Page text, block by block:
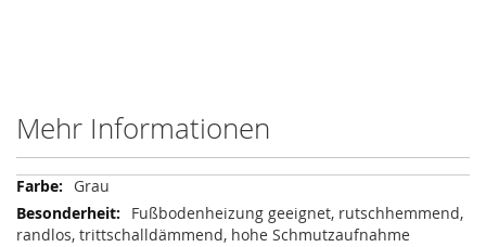
Mehr Informationen
Mehr
Informationen
Grau
Fußbodenheizung geeignet, rutschhemmend,
randlos, trittschalldämmend, hohe Schmutzaufnahme